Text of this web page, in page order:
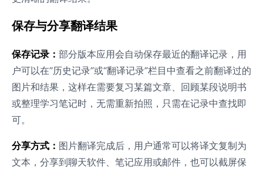
保存与分享翻译结果
保存记录： 部分版本应用会自动保存最近的翻译记录，用
户可以在“历史记录”或“翻译记录”栏目中查看之前翻译过的
图片和结果，这样在需要复习某篇文章、回顾某段说明书
或整理学习笔记时，无需重新拍照，只需在记录中查找即
可。
分享方式： 图片翻译完成后，用户通常可以将译文复制为
文本，分享到聊天软件、笔记应用或邮件，也可以截屏保